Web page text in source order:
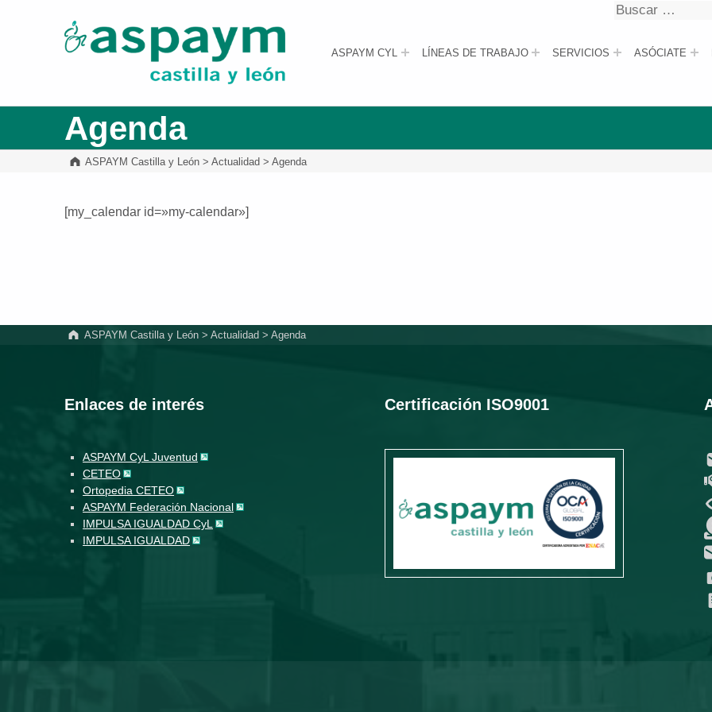
ASPAYM Castilla y León
ASPAYM CYL LÍNEAS DE TRABAJO SERVICIOS ASÓCIATE
Buscar
Agenda
ASPAYM Castilla y León >Actualidad >Agenda
[my_calendar id=»my-calendar»]
ASPAYM Castilla y León> Actualidad > Agenda
Enlaces de interés
ASPAYM CyL Juventud
CETEO
Ortopedia CETEO
ASPAYM Federación Nacional
IMPULSA IGUALDAD CyL
IMPULSA IGUALDAD
Certificación ISO9001